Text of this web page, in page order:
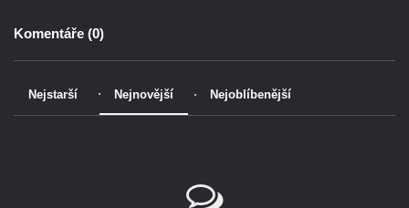
Komentáře (0)
Nejstarší Nejnovější Nejoblíbenější